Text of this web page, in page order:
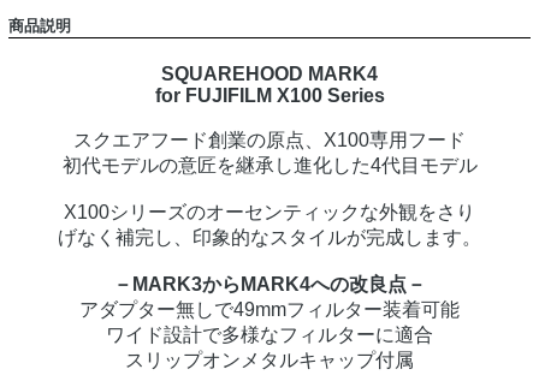
商品説明
SQUAREHOOD MARK4
for FUJIFILM X100 Series
スクエアフード創業の原点、X100専用フード
初代モデルの意匠を継承し進化した4代目モデル
X100シリーズのオーセンティックな外観をさり
げなく補完し、印象的なスタイルが完成します。
－MARK3からMARK4への改良点－
アダプター無しで49mmフィルター装着可能
ワイド設計で多様なフィルターに適合
スリップオンメタルキャップ付属